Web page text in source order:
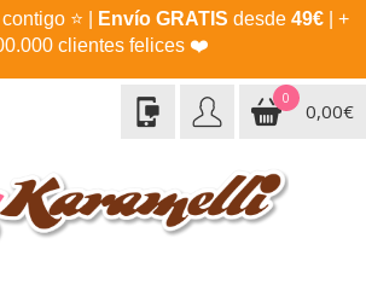
⭐ Envío GRATIS desde 49€| +
clientes felices ❤️
0
0,00€